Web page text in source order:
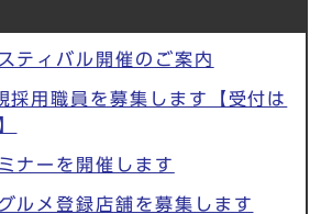
ティバル開催のご案内
採用職員を募集します【受付は
ナーを開催します
ルメ登録店舗を募集します